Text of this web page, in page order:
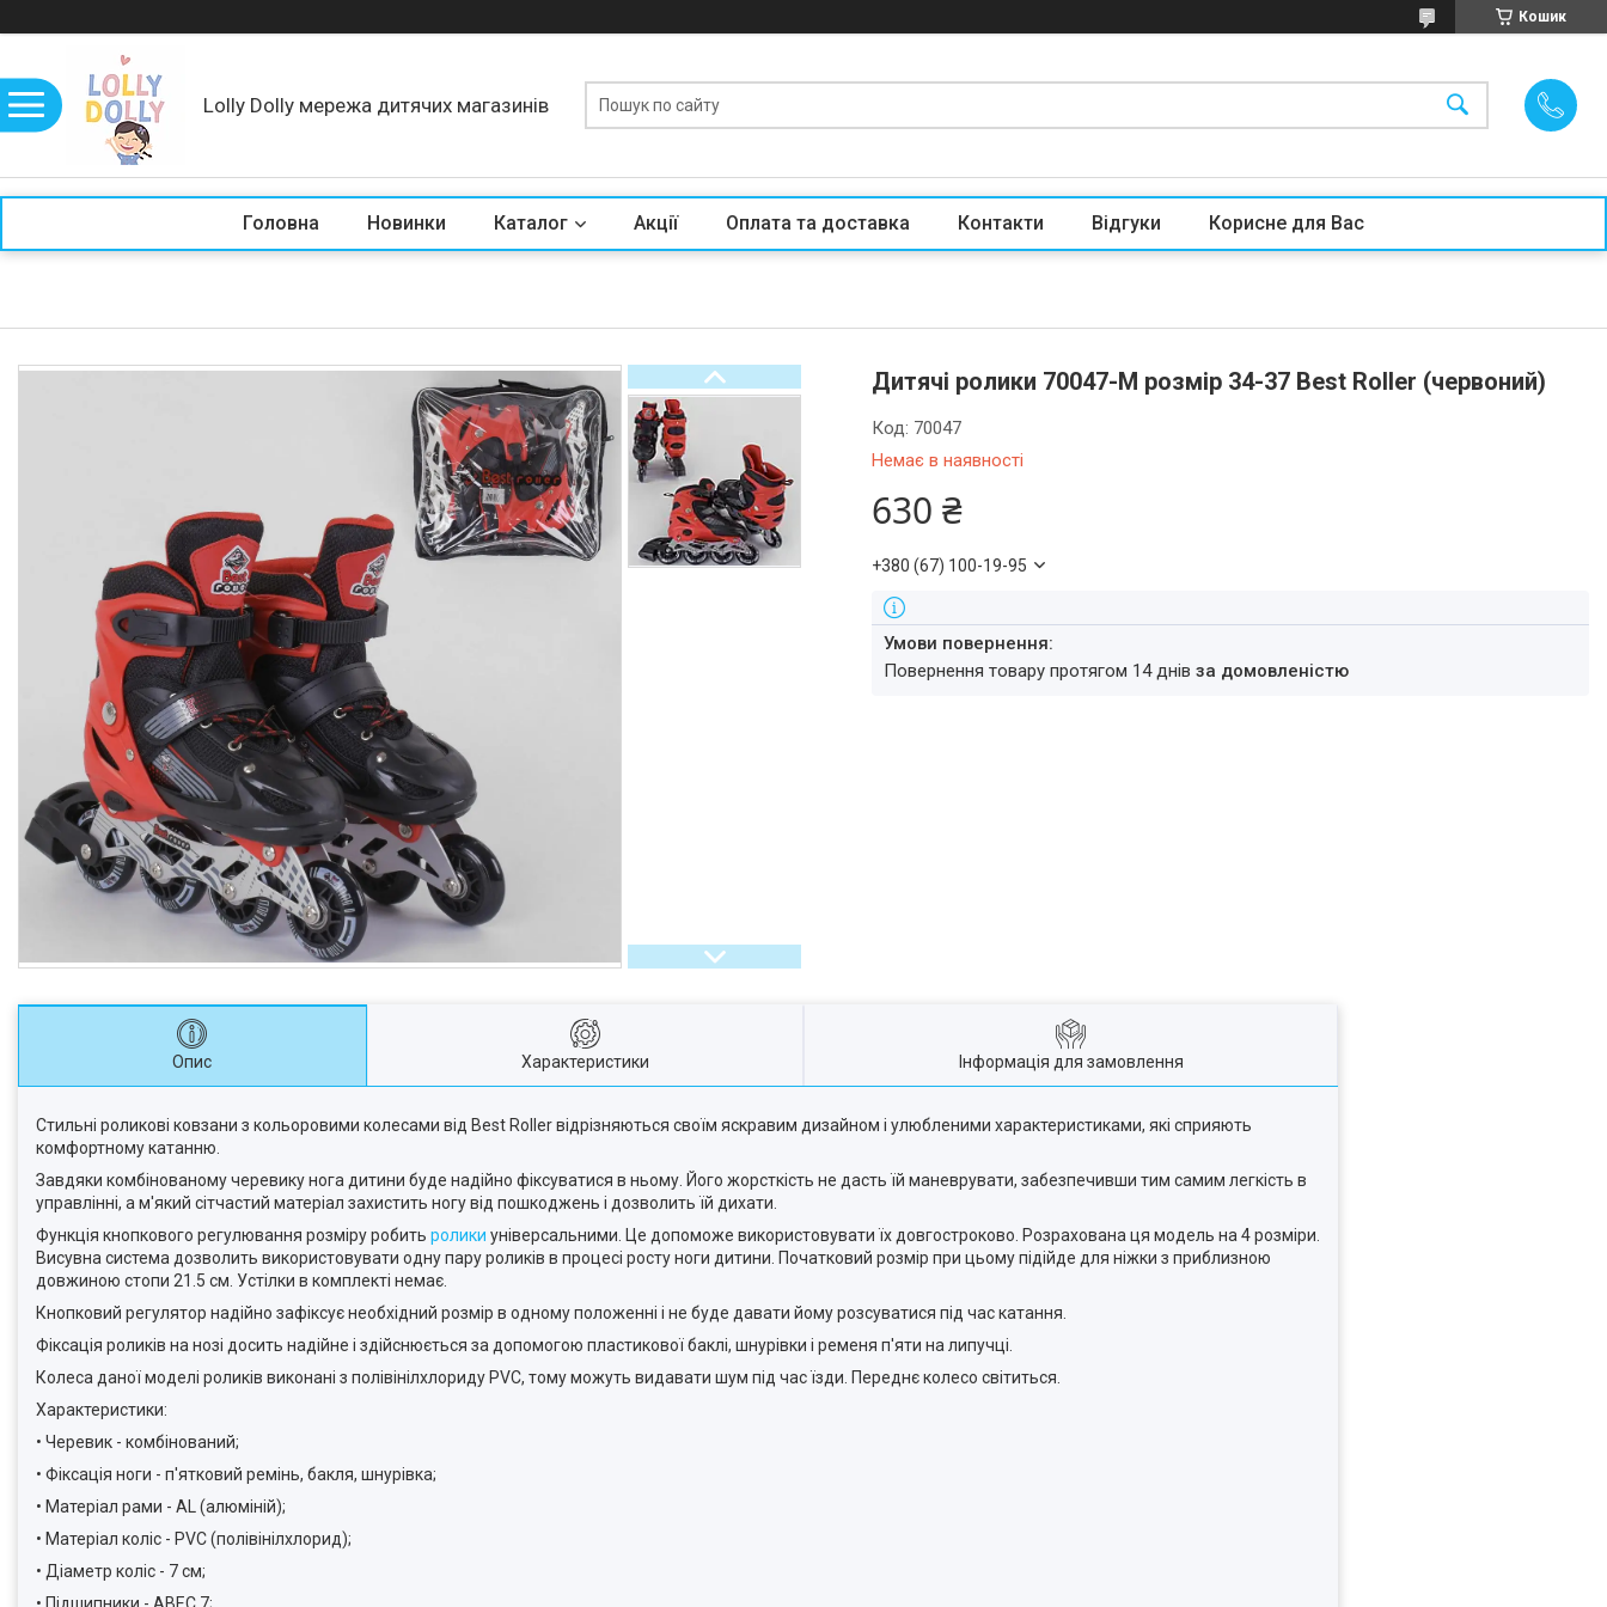
Кошик
Lolly Dolly мережа дитячих магазинів
Головна Новинки Каталог Акції Оплата та доставка Контакти Відгуки Корисне для Вас
Дитячі ролики 70047-М розмір 34-37 Best Roller (червоний)
Немає в наявності
Код: 70047
630 ₴
+380 (67) 100-19-95
повернення товару протягом 14 днівза домовленістю
Опис Характеристики Інформація для замовлення
Стильні роликові ковзани з кольоровими колесами від Bеst Roller відрізняються своїм яскравим дизайном і улюбленими характеристиками, які сприяють
комфортному катанню.
Завдяки комбінованому черевику нога дитини буде надійно фіксуватися в ньому. Його жорсткість не дасть їй маневрувати, забезпечивши тим самим легкість в
управлінні, а м'який сітчастий матеріал захистить ногу від пошкоджень і дозволить їй дихати.
Функція кнопкового регулювання розміру робить ролики універсальними. Це допоможе використовувати їх довгостроково. Розрахована ця модель на 4 розміри.
Висувна система дозволить використовувати одну пару роликів в процесі росту ноги дитини. Початковий розмір при цьому підійде для ніжки з приблизною
довжиною стопи 21.5 см. Устілки в комплекті немає.
Кнопковий регулятор надійно зафіксує необхідний розмір в одному положенні і не буде давати йому розсуватися під час катання.
Фіксація роликів на нозі досить надійне і здійснюється за допомогою пластикової баклі, шнурівки і ременя п'яти на липучці.
Колеса даної моделі роликів виконані з полівінілхлориду PVC, тому можуть видавати шум під час їзди. Переднє колесо світиться.
Характеристики:
• Черевик - комбінований;
• Фіксація ноги - п'ятковий ремінь, бакля, шнурівка;
• Матеріал рами - AL (алюміній);
• Матеріал коліс - PVC (полівінілхлорид);
• Діаметр коліс - 7 см;